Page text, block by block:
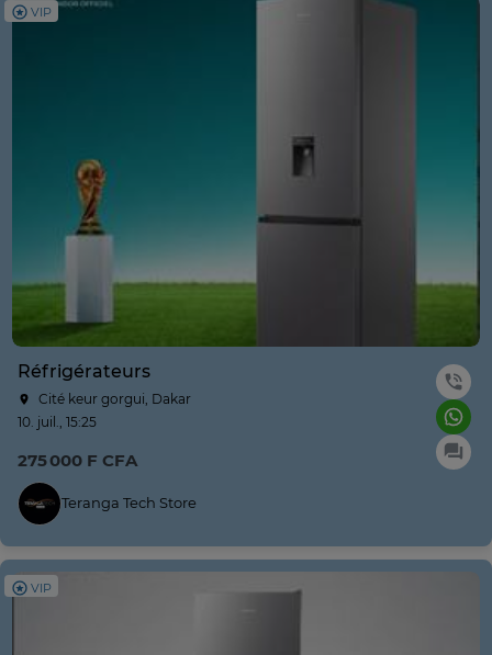
VIP
Réfrigérateurs
Cité keur gorgui, Dakar
10. juil., 15:25
275 000 F CFA
Teranga Tech Store
VIP